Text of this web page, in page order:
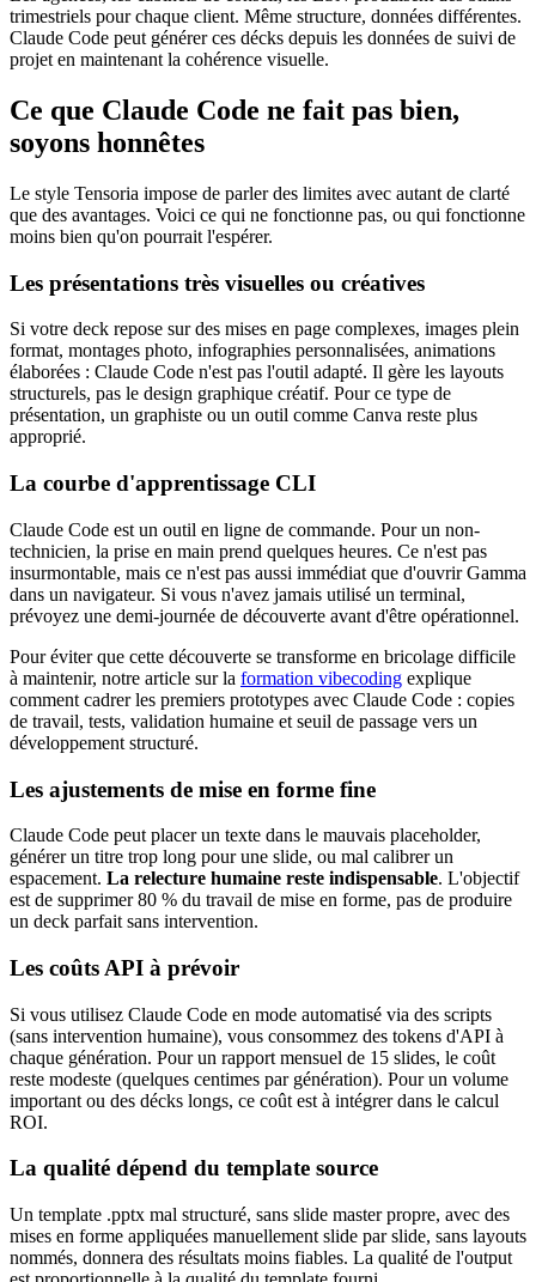
trimestriels pour chaque client. Même structure, données différentes.
Claude Code peut générer ces décks depuis les données de suivi de
projet en maintenant la cohérence visuelle.
Ce que Claude Code ne fait pas bien,
soyons honnêtes
Le style Tensoria impose de parler des limites avec autant de clarté
que des avantages. Voici ce qui ne fonctionne pas, ou qui fonctionne
moins bien qu'on pourrait l'espérer.
Les présentations très visuelles ou créatives
Si votre deck repose sur des mises en page complexes, images plein
format, montages photo, infographies personnalisées, animations
élaborées : Claude Code n'est pas l'outil adapté. Il gère les layouts
structurels, pas le design graphique créatif. Pour ce type de
présentation, un graphiste ou un outil comme Canva reste plus
approprié.
La courbe d'apprentissage CLI
Claude Code est un outil en ligne de commande. Pour un non-
technicien, la prise en main prend quelques heures. Ce n'est pas
insurmontable, mais ce n'est pas aussi immédiat que d'ouvrir Gamma
dans un navigateur. Si vous n'avez jamais utilisé un terminal,
prévoyez une demi-journée de découverte avant d'être opérationnel.
Pour éviter que cette découverte se transforme en bricolage difficile
à maintenir, notre article sur la formation vibecoding explique
comment cadrer les premiers prototypes avec Claude Code : copies
de travail, tests, validation humaine et seuil de passage vers un
développement structuré.
Les ajustements de mise en forme fine
Claude Code peut placer un texte dans le mauvais placeholder,
générer un titre trop long pour une slide, ou mal calibrer un
espacement. La relecture humaine reste indispensable. L'objectif
est de supprimer 80 % du travail de mise en forme, pas de produire
un deck parfait sans intervention.
Les coûts API à prévoir
Si vous utilisez Claude Code en mode automatisé via des scripts
(sans intervention humaine), vous consommez des tokens d'API à
chaque génération. Pour un rapport mensuel de 15 slides, le coût
reste modeste (quelques centimes par génération). Pour un volume
important ou des décks longs, ce coût est à intégrer dans le calcul
ROI.
La qualité dépend du template source
Un template .pptx mal structuré, sans slide master propre, avec des
mises en forme appliquées manuellement slide par slide, sans layouts
nommés, donnera des résultats moins fiables. La qualité de l'output